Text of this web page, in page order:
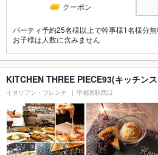
クーポン
パーティ予約25名様以上で幹事様1名様分無
お子様は人数に含みません
KITCHEN THREE PIECE93(キッチン
イタリアン・フレンチ 宇都宮駅西口